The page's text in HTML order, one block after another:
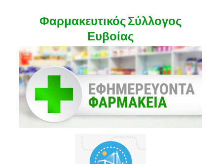
Φαρμακευτικός Σύλλογος
Ευβοίας